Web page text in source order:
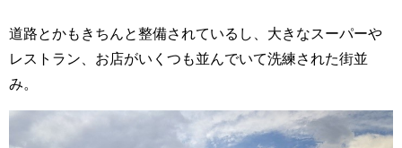
道路とかもきちんと整備されているし、大きなスーパーや
レストラン、お店がいくつも並んでいて洗練された街並
み。